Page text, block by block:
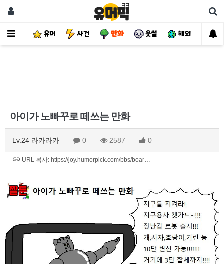
유머 사건 만화 웃썰 해외 핫
아이가 노빠꾸로 떼쓰는 만화
Lv.24 라카라카 0 2587 0
URL 복사: https://joy.humorpick.com/bbs/boar…